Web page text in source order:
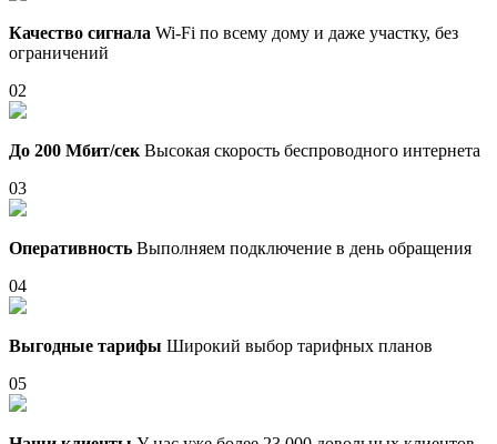
Качество сигнала Wi-Fi по всему дому и даже участку, без
ограничений
02
До 200 Мбит/сек Высокая скорость беспроводного интернета
03
Оперативность Выполняем подключение в день обращения
04
Выгодные тарифы Широкий выбор тарифных планов
05